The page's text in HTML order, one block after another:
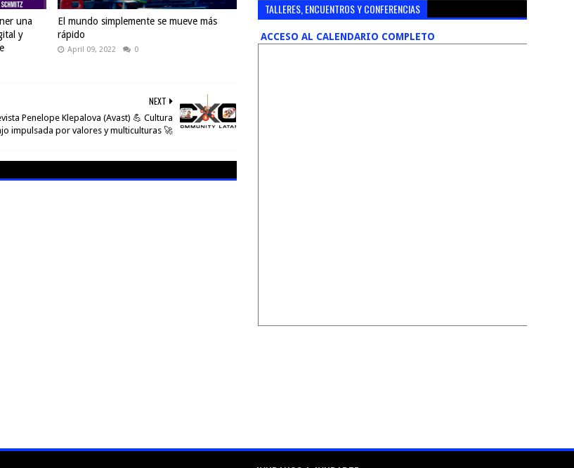
una
y
El mundo simplemente se mueve más
rápido
April 09, 2022 0
NEXT
Penelope Klepalova (Avast) 💪 Cultura
impulsada por valores y multiculturas 🚀
TALLERES, ENCUENTROS Y CONFERENCIAS
ACCESO AL CALENDARIO COMPLETO